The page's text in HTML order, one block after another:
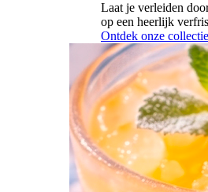
Laat je verleiden
op een heerlijk
Ontdek onze collectie